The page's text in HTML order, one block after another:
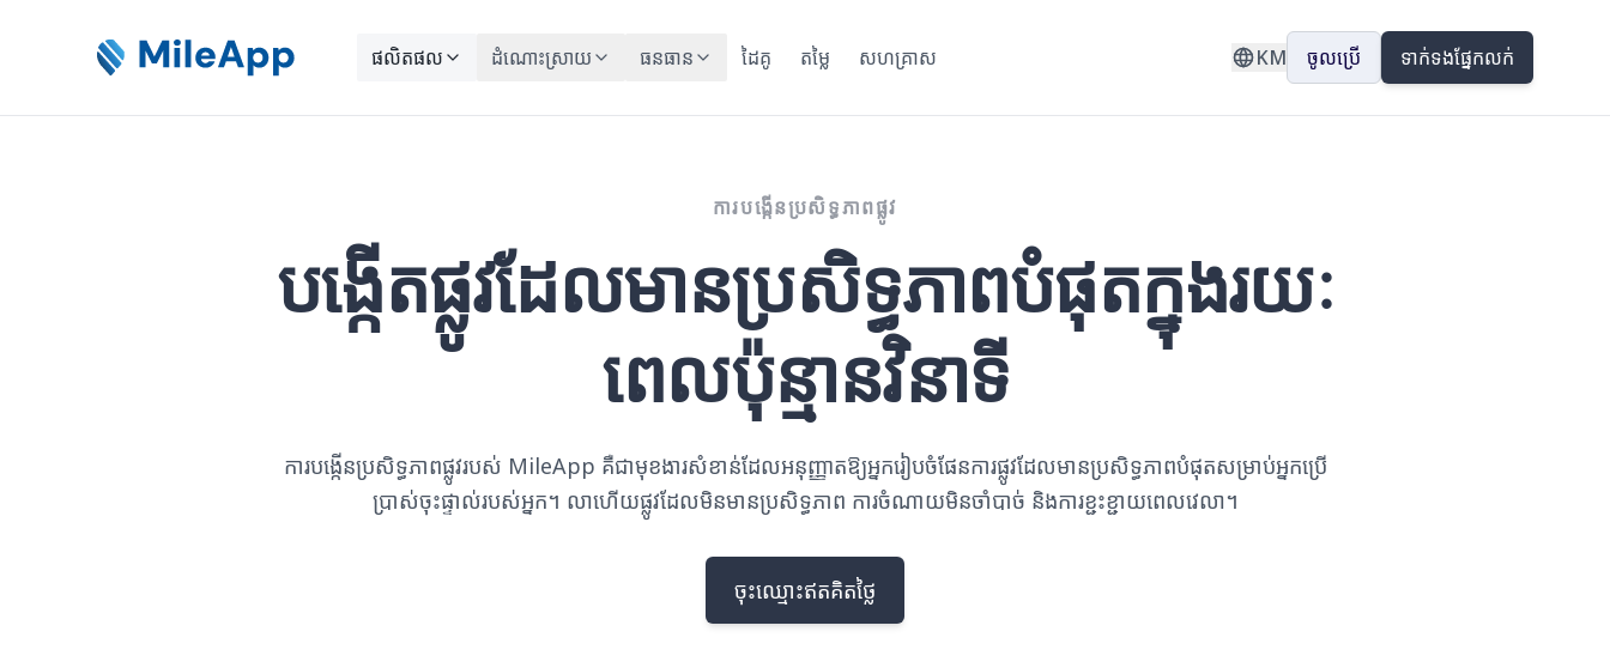
ផលិតផល ដំណោះស្រាយ ធនធាន ដៃគូ តម្លៃ សហគ្រាស KM ចូលប្រើ ទាក់ទងផ្នែកលក់
ការបង្កើនប្រសិទ្ធភាពផ្លូវ
បង្កើតផ្លូវដែលមានប្រសិទ្ធភាពបំផុតក្នុងរយៈ
ពេលប៉ុន្មានវិនាទី
ការបង្កើនប្រសិទ្ធភាពផ្លូវរបស់ MileApp គឺជាមុខងារសំខាន់ដែលអនុញ្ញាតឱ្យអ្នករៀបចំផែនការផ្លូវដែលមានប្រសិទ្ធភាពបំផុតសម្រាប់អ្នកប្រើ
ប្រាស់ចុះផ្ទាល់របស់អ្នក។ លាហើយផ្លូវដែលមិនមានប្រសិទ្ធភាព ការចំណាយមិនចាំបាច់ និងការខ្ជះខ្ជាយពេលវេលា។
ចុះឈ្មោះឥតគិតថ្លៃ